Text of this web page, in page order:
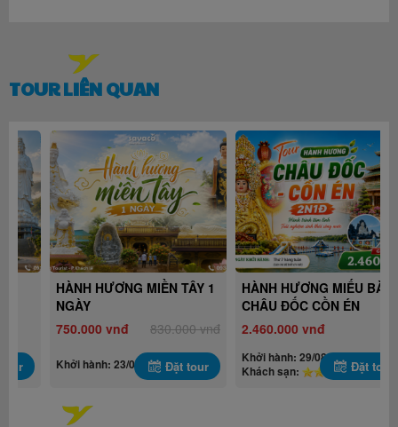
TOUR LIÊN QUAN
HÀNH HƯƠNG MIỀN TÂY 1
NGÀY
750.000 vnđ
830.000 vnđ
Khởi hành: 23/08/2026Đặt tour
HÀNH HƯƠNG MIẾU BÀ
CHÂU ĐỐC CỒN ÉN
2.460.000 vnđ
Khởi hành: 29/08/2026
Khách sạn:
Đặt tour